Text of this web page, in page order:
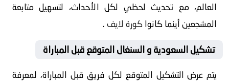
العالم، مع تحديث لحظي لكل الأحداث، لتسهيل متابعة
المشجعين أينما كانواكورة لايف.
تشكيل السعودية و السنغال المتوقع قبل المباراة
يتم عرض التشكيل المتوقع لكل فريق قبل المباراة، لمعرفة